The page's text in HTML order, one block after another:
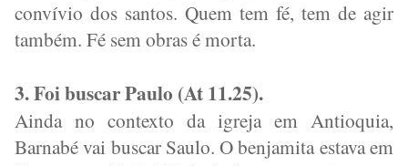
convívio dos santos. Quem tem fé, tem de agir
também. Fé sem obras é morta.
3. Foi buscar Paulo (At 11.25).
Ainda no contexto da igreja em Antioquia,
Barnabé vai buscar Saulo. O benjamita estava em